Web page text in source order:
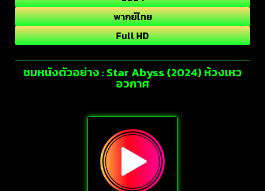
พากย์ไทย
Full HD
ชมหนังตัวอย่าง : Star Abyss (2024) ห้วงเหว
อวกาศ